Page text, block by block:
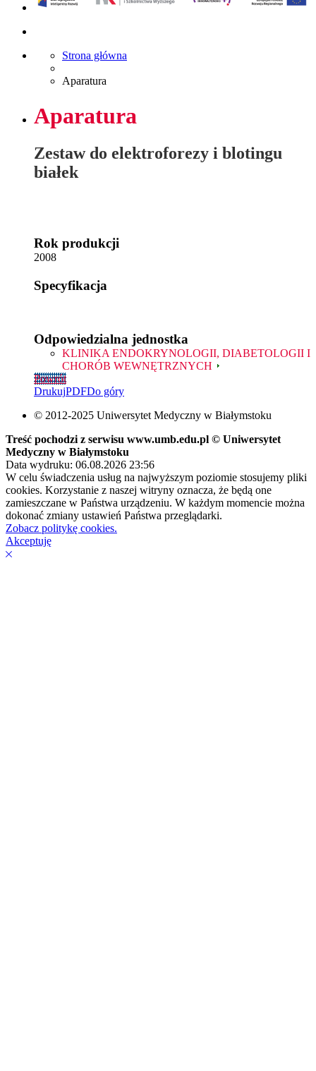
Strona główna
Aparatura
Aparatura
Zestaw do elektroforezy i blotingu
białek
Rok produkcji
2008
Specyfikacja
Odpowiedzialna jednostka
KLINIKA ENDOKRYNOLOGII, DIABETOLOGII I
CHORÓB WEWNĘTRZNYCH
Powrót
DrukujPDFDo góry
© 2012-2025 Uniwersytet Medyczny w Białymstoku
Treść pochodzi z serwisu www.umb.edu.pl © Uniwersytet
Medyczny w Białymstoku
Data wydruku: 06.08.2026 23:56
W celu świadczenia usług na najwyższym poziomie stosujemy pliki
cookies. Korzystanie z naszej witryny oznacza, że będą one
zamieszczane w Państwa urządzeniu. W każdym momencie można
dokonać zmiany ustawień Państwa przeglądarki.
Zobacz politykę cookies.
Akceptuję